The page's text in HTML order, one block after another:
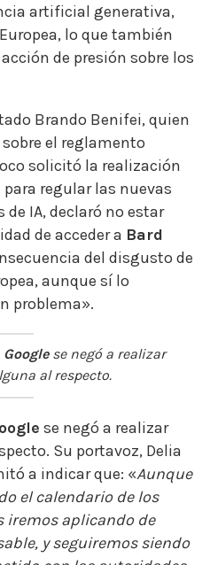
artificial generativa,
lo que también
de presión sobre los
Brando Benifei, quien
el reglamento
solicitó la realización
regular las nuevas
IA, declaró no estar
de acceder a Bard
del disgusto de
aunque sí lo
problema».
Googlese negó a realizar
al respecto.
se negó a realizar
Su portavoz, Delia
a indicar que: «Aunque
el calendario de los
iremos aplicando de
y seguiremos siendo